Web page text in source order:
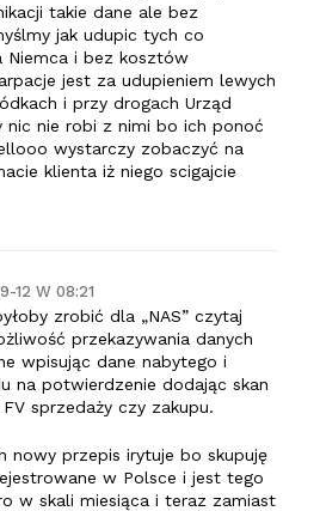
takie dane ale bez
jak udupic tych co
Niemca i bez kosztów
jest za udupieniem lewych
i przy drogach Urząd
nic nie robi z nimi bo ich ponoć
wystarczy zobaczyć na
klienta iż niego scigajcie
12 W 08:21
zrobić dla „NAS” czytaj
przekazywania danych
wpisując dane nabytego i
na potwierdzenie dodając skan
sprzedaży czy zakupu.
nowy przepis irytuje bo skupuję
w Polsce i jest tego
w skali miesiąca i teraz zamiast